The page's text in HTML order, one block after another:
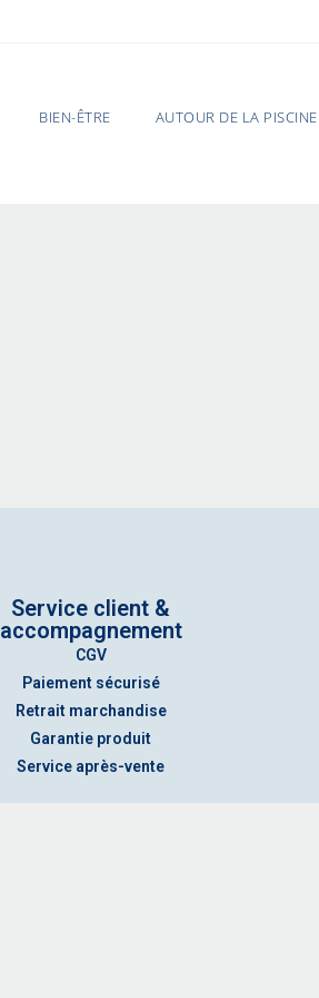
BIEN-ÊTRE AUTOUR DE LA PISCINE
Service client &
accompagnement
CGV
Paiement sécurisé
Retrait marchandise
Garantie produit
Service après-vente